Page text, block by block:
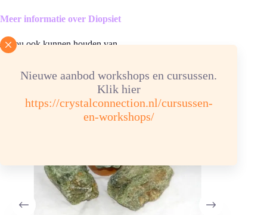
Nieuwe aanbod workshops en cursussen.
Klik hier
https://crystalconnection.nl/cursussen-
en-workshops/
Meer informatie over Diopsiet
Je zou ook kunnen houden van …